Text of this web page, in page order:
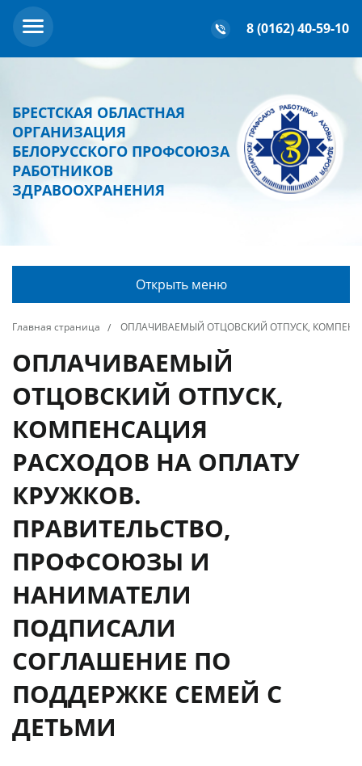
8 (0162) 40-59-10
БРЕСТСКАЯ ОБЛАСТНАЯ
ОРГАНИЗАЦИЯ
БЕЛОРУССКОГО ПРОФСОЮЗА
РАБОТНИКОВ
ЗДРАВООХРАНЕНИЯ
Открыть меню
Главная страница ОПЛАЧИВАЕМЫЙ ОТЦОВСКИЙ ОТПУСК,
ОПЛАЧИВАЕМЫЙ
ОТЦОВСКИЙ ОТПУСК,
КОМПЕНСАЦИЯ
РАСХОДОВ НА ОПЛАТУ
КРУЖКОВ.
ПРАВИТЕЛЬСТВО,
ПРОФСОЮЗЫ И
НАНИМАТЕЛИ
ПОДПИСАЛИ
СОГЛАШЕНИЕ ПО
ПОДДЕРЖКЕ СЕМЕЙ С
ДЕТЬМИ